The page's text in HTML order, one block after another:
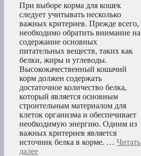
При выборе корма для кошек
следует учитывать несколько
важных критериев. Прежде всего,
необходимо обратить внимание на
содержание основных
питательных веществ, таких как
белки, жиры и углеводы.
Высококачественный кошачий
корм должен содержать
достаточное количество белка,
который является основным
строительным материалом для
клеток организма и обеспечивает
необходимую энергию. Одним из
важных критериев является
источник белка в корме. … Читать
далее